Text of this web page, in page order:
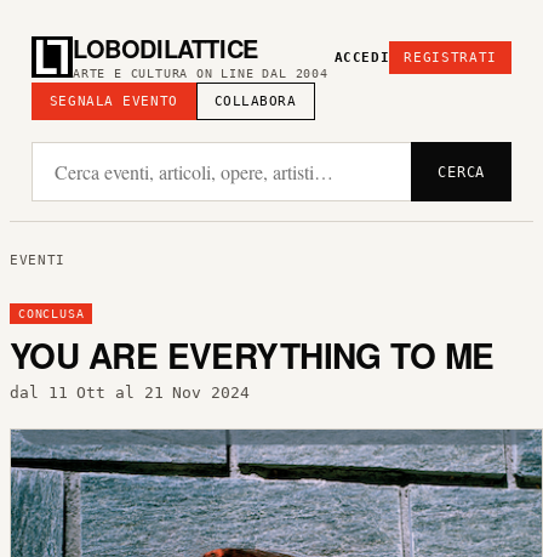
LOBODILATTICE
ARTE E CULTURA ON LINE DAL 2004
SEGNALA EVENTO COLLABORA
ACCEDI REGISTRATI
CERCA
EVENTI
CONCLUSA
YOU ARE EVERYTHING TO ME
dal 11 Ott al 21 Nov 2024